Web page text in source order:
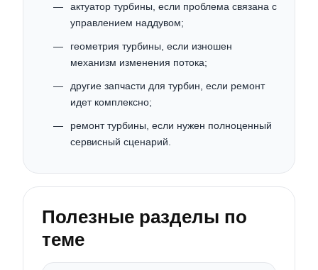
актуатор турбины, если проблема связана с
управлением наддувом;
геометрия турбины, если изношен
механизм изменения потока;
другие запчасти для турбин, если ремонт
идет комплексно;
ремонт турбины, если нужен полноценный
сервисный сценарий.
Полезные разделы по
теме